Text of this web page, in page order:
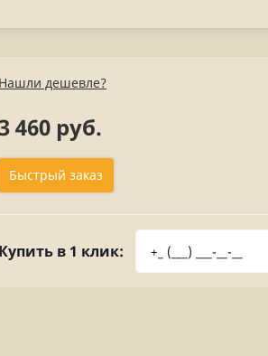
Нашли дешевле?
460 руб.
Быстрый заказ
Купить в 1 клик: